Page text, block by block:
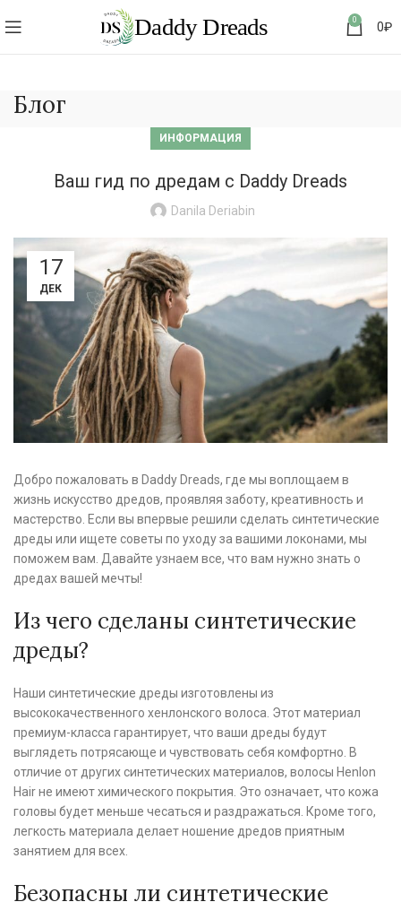
0 0₽
Блог
ИНФОРМАЦИЯ
Ваш гид по дредам с Daddy Dreads
Danila Deriabin
17
ДЕК
Добро пожаловать в Daddy Dreads, где мы воплощаем в
жизнь искусство дредов, проявляя заботу, креативность и
мастерство. Если вы впервые решили сделать синтетические
дреды или ищете советы по уходу за вашими локонами, мы
поможем вам. Давайте узнаем все, что вам нужно знать о
дредах вашей мечты!
Из чего сделаны синтетические
дреды?
Наши синтетические дреды изготовлены из
высококачественного хенлонского волоса. Этот материал
премиум-класса гарантирует, что ваши дреды будут
выглядеть потрясающе и чувствовать себя комфортно. В
отличие от других синтетических материалов, волосы Henlon
Hair не имеют химического покрытия. Это означает, что кожа
головы будет меньше чесаться и раздражаться. Кроме того,
легкость материала делает ношение дредов приятным
занятием для всех.
Безопасны ли синтетические